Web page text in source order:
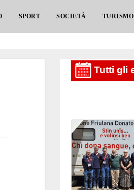
SPORT SOCIETÀ TURISMO